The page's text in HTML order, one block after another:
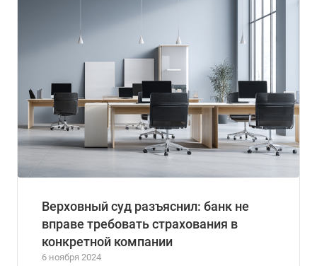
Верховный суд разъяснил: банк не
вправе требовать страхования в
конкретной компании
6 ноября 2024